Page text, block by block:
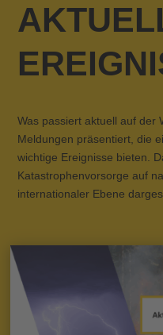
Was passiert aktuell auf der
Meldungen präsentiert, die
wichtige Ereignisse bieten.
Katastrophenvorsorge auf
internationaler Ebene